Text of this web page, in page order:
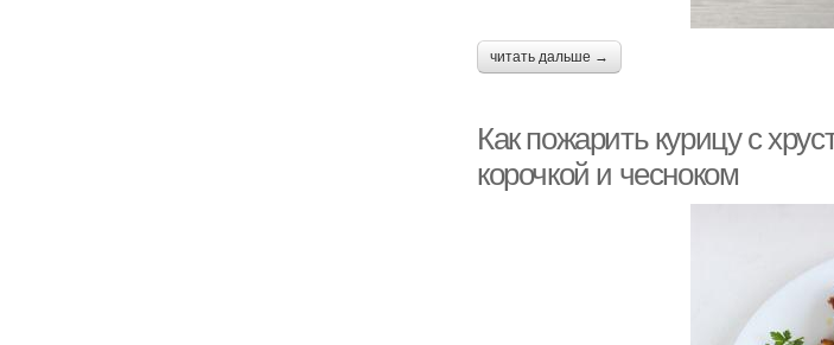
читать дальше →
Как пожарить курицу с
корочкой и чесноком